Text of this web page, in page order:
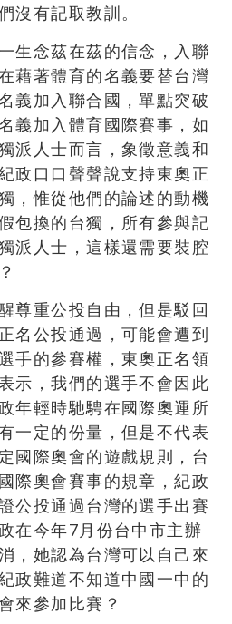
沒有記取教訓。
生念茲在茲的信念，入聯
藉著體育的名義要替台灣
義加入聯合國，單點突破
義加入體育國際賽事，如
派人士而言，象徵意義和
政口口聲聲說支持東奧正
，惟從他們的論述的動機
包換的台獨，所有參與記
派人士，這樣還需要裝腔
尊重公投自由，但是駁回
名公投通過，可能會遭到
手的參賽權，東奧正名領
示，我們的選手不會因此
年輕時馳騁在國際奧運所
一定的份量，但是不代表
國際奧會的遊戲規則，台
際奧會賽事的規章，紀政
公投通過台灣的選手出賽
在今年7月份台中市主辦
，她認為台灣可以自己來
政難道不知道中國一中的
來參加比賽？